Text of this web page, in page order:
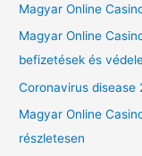
h
f
o
r
Magyar Online
Magyar Online
befizetések és
Coronavirus disease
Magyar Online
részletesen